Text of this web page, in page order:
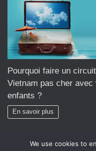
Pourquoi faire un circuit
Vietnam pas cher avec
enfants ?
En savoir plus
We use cookies to